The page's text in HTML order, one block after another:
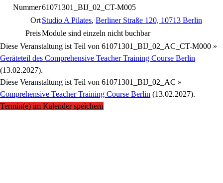
Nummer61071301_BIJ_02_CT-M005
OrtStudio A Pilates, Berliner Straße 120, 10713 Berlin
PreisModule sind einzeln nicht buchbar
Diese Veranstaltung ist Teil von 61071301_BIJ_02_AC_CT-M000 »
Geräteteil des Comprehensive Teacher Training Course Berlin
(13.02.2027).
Diese Veranstaltung ist Teil von 61071301_BIJ_02_AC »
Comprehensive Teacher Training Course Berlin (13.02.2027).
Termin(e) im Kalender speichern